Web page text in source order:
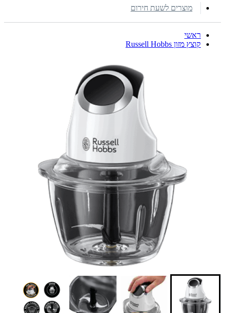
מוצרים לשעת חירום
ראשי
קוצץ מזון Russell Hobbs